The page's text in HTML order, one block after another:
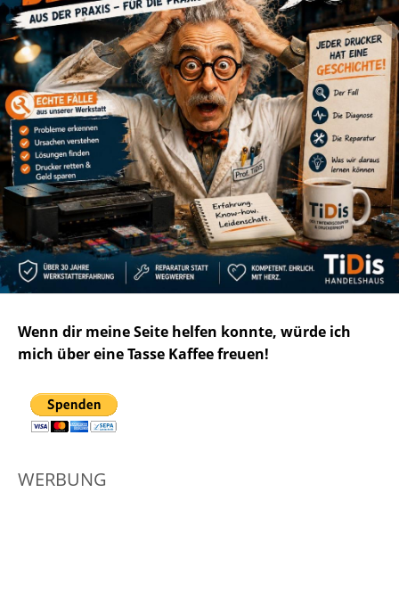
Wenn dir meine Seite helfen konnte, würde ich
mich über eine Tasse Kaffee freuen!
WERBUNG